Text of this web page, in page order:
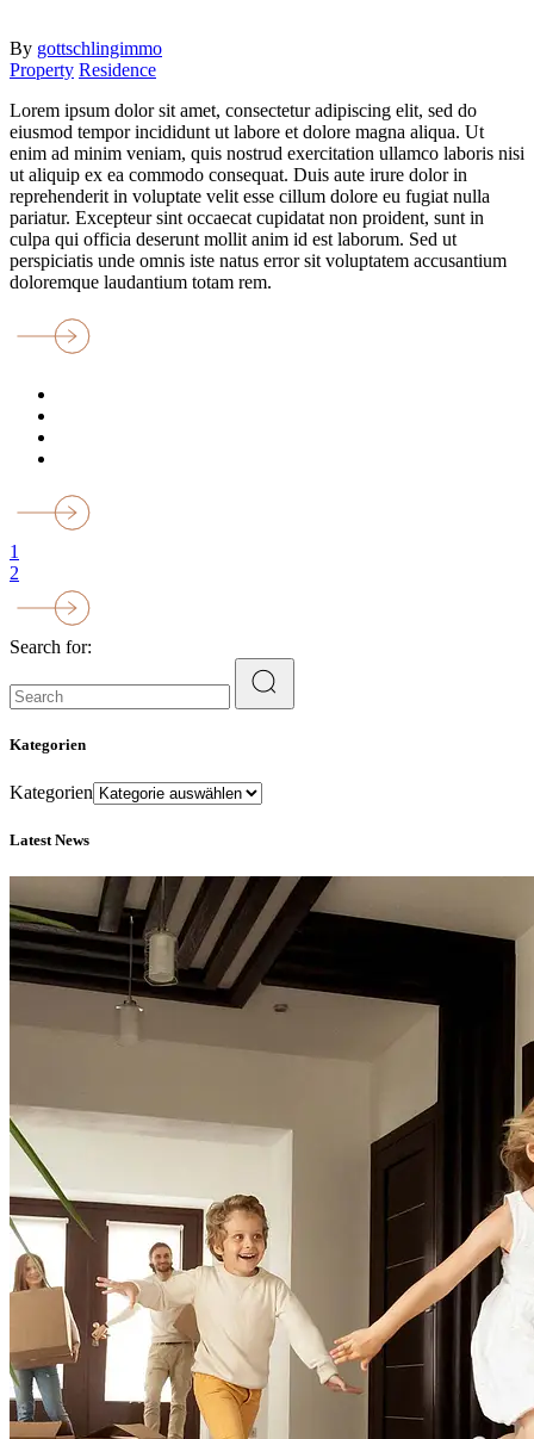
By gottschlingimmo
Property Residence
Lorem ipsum dolor sit amet, consectetur adipiscing elit, sed do
eiusmod tempor incididunt ut labore et dolore magna aliqua. Ut
enim ad minim veniam, quis nostrud exercitation ullamco laboris nisi
ut aliquip ex ea commodo consequat. Duis aute irure dolor in
reprehenderit in voluptate velit esse cillum dolore eu fugiat nulla
pariatur. Excepteur sint occaecat cupidatat non proident, sunt in
culpa qui officia deserunt mollit anim id est laborum. Sed ut
perspiciatis unde omnis iste natus error sit voluptatem accusantium
doloremque laudantium totam rem.
1
2
Search for:
Kategorien
Kategorien
Latest News